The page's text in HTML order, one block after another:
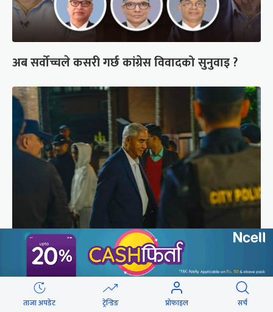
अब सर्वोच्चले कसरी गर्छ कांग्रेस विवादको सुनुवाइ ?
शेरबहादुर देउवा साउन २६ गते स्वदेश फर्किने
ताजा अपडेट ट्रेन्डिङ प्रोफाइल सर्च